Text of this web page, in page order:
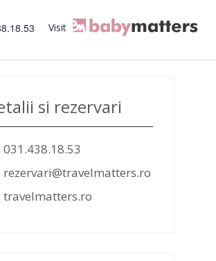
Visit
si rezervari
031.438.18.53
rezervari@travelmatters.ro
travelmatters.ro